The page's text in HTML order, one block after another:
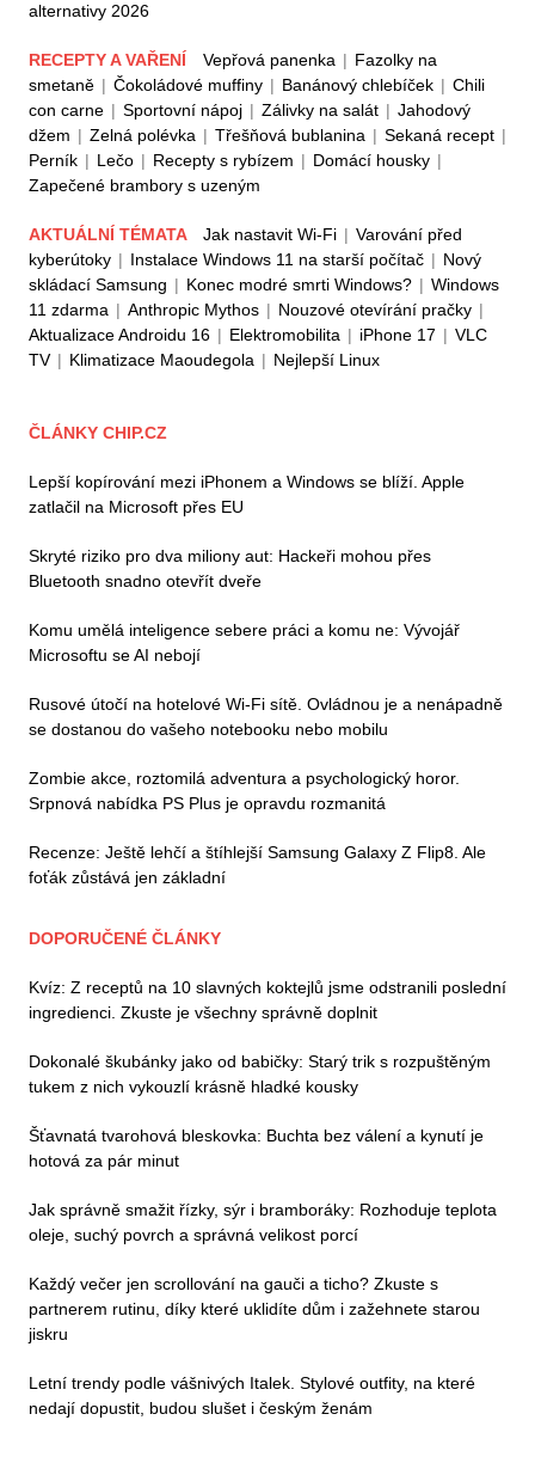
alternativy 2026
RECEPTY A VAŘENÍ Vepřová panenka | Fazolky na
smetaně | Čokoládové muffiny | Banánový chlebíček | Chili
con carne | Sportovní nápoj | Zálivky na salát | Jahodový
džem | Zelná polévka | Třešňová bublanina | Sekaná recept |
Perník | Lečo | Recepty s rybízem | Domácí housky |
Zapečené brambory s uzeným
AKTUÁLNÍ TÉMATA Jak nastavit Wi-Fi | Varování před
kyberútoky | Instalace Windows 11 na starší počítač | Nový
skládací Samsung | Konec modré smrti Windows? | Windows
11 zdarma | Anthropic Mythos | Nouzové otevírání pračky |
Aktualizace Androidu 16 | Elektromobilita | iPhone 17 | VLC
TV | Klimatizace Maoudegola | Nejlepší Linux
ČLÁNKY CHIP.CZ
Lepší kopírování mezi iPhonem a Windows se blíží. Apple
zatlačil na Microsoft přes EU
Skryté riziko pro dva miliony aut: Hackeři mohou přes
Bluetooth snadno otevřít dveře
Komu umělá inteligence sebere práci a komu ne: Vývojář
Microsoftu se AI nebojí
Rusové útočí na hotelové Wi-Fi sítě. Ovládnou je a nenápadně
se dostanou do vašeho notebooku nebo mobilu
Zombie akce, roztomilá adventura a psychologický horor.
Srpnová nabídka PS Plus je opravdu rozmanitá
Recenze: Ještě lehčí a štíhlejší Samsung Galaxy Z Flip8. Ale
foťák zůstává jen základní
DOPORUČENÉ ČLÁNKY
Kvíz: Z receptů na 10 slavných koktejlů jsme odstranili poslední
ingredienci. Zkuste je všechny správně doplnit
Dokonalé škubánky jako od babičky: Starý trik s rozpuštěným
tukem z nich vykouzlí krásně hladké kousky
Šťavnatá tvarohová bleskovka: Buchta bez válení a kynutí je
hotová za pár minut
Jak správně smažit řízky, sýr i bramboráky: Rozhoduje teplota
oleje, suchý povrch a správná velikost porcí
Každý večer jen scrollování na gauči a ticho? Zkuste s
partnerem rutinu, díky které uklidíte dům i zažehnete starou
jiskru
Letní trendy podle vášnivých Italek. Stylové outfity, na které
nedají dopustit, budou slušet i českým ženám